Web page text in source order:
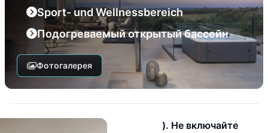
Sport- und Wellnessbereich
Подогреваемый открытый бассейн
Фотогалерея
). Не включайте